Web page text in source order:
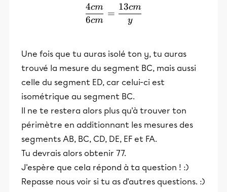
6cm
4cm
=
y
13cm
Une fois que tu auras isolé ton y, tu auras
trouvé la mesure du segment BC, mais aussi
celle du segment ED, car celui-ci est
isométrique au segment BC.
Il ne te restera alors plus qu'à trouver ton
périmètre en additionnant les mesures des
segments AB, BC, CD, DE, EF et FA.
Tu devrais alors obtenir 77.
J'espère que cela répond à ta question ! :)
Repasse nous voir si tu as d'autres questions. :)